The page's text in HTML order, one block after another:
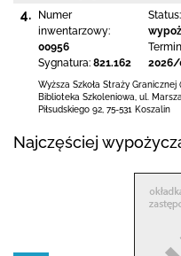
4.
Numer
inwentarzowy:
00956
Sygnatura: 821.162
Status:
Wyższa Szkoła Straży Granicznej
Biblioteka Szkoleniowa, ul.
Piłsudskiego 92 75-531 Koszalin
Najczęściej